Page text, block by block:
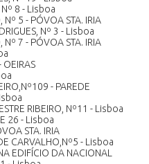
Nº 8 - Lisboa
Nº 5 - PÓVOA STA. IRIA
Nº 3 - Lisboa
Nº 7 - PÓVOA STA. IRIA
OEIRAS
- PAREDE
RIBEIRO, Nº11 - Lisboa
26 - Lisboa
STA. IRIA
CARVALHO,Nº5 - Lisboa
EDIFÍCIO DA NACIONAL